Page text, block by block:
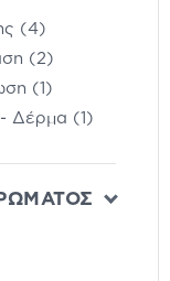
(4)
(2)
(1)
- Δέρμα (1)